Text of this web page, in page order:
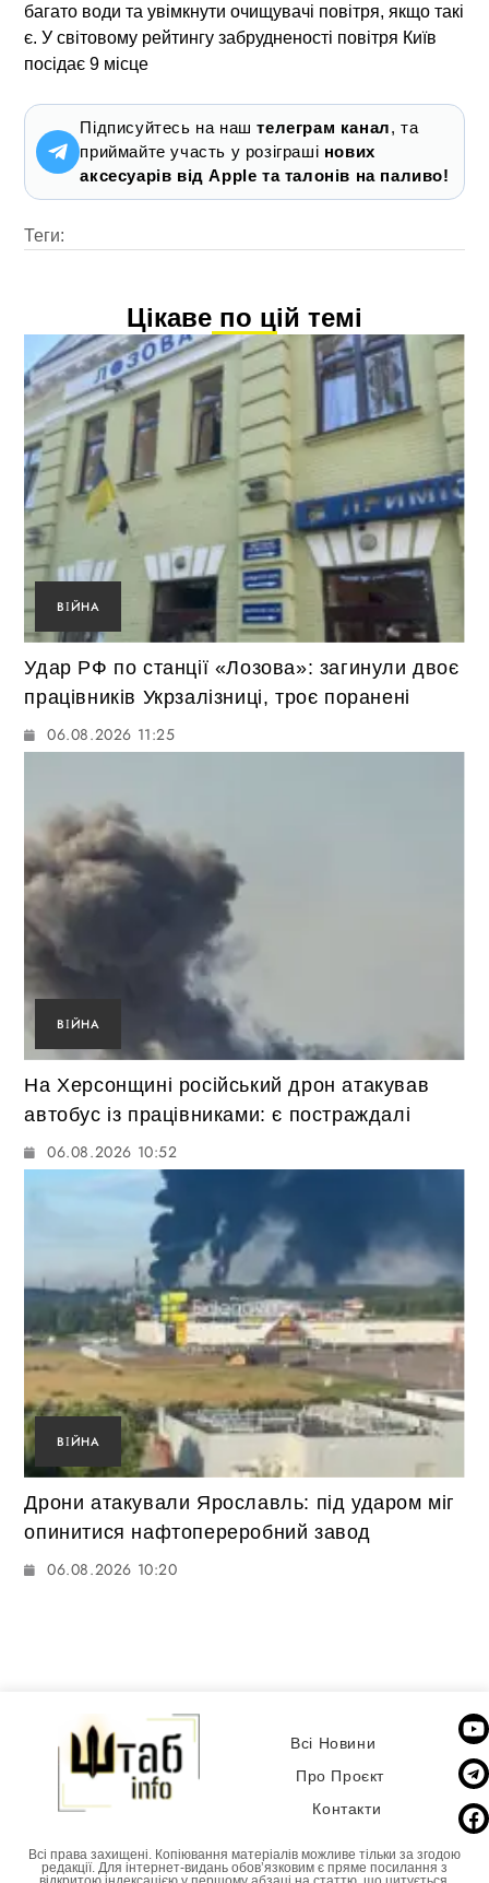
багато води та увімкнути очищувачі повітря, якщо такі
є. У світовому рейтингу забрудненості повітря Київ
посідає 9 місце
Підписуйтесь на наштелеграм канал, та
приймайте участь у розіграші нових
аксесуарів від Apple та талонів на паливо!
Теги:
Цікаве по цій темі
ВІЙНА
Удар РФ по станції «Лозова»: загинули двоє
працівників Укрзалізниці, троє поранені
06.08.2026 11:25
ВІЙНА
На Херсонщині російський дрон атакував
автобус із працівниками: є постраждалі
06.08.2026 10:52
ВІЙНА
Дрони атакували Ярославль: під ударом міг
опинитися нафтопереробний завод
06.08.2026 10:20
Всі Новини
Про Проєкт
Контакти
Всі права захищені. Копіювання матеріалів можливе тільки за згодою
редакції. Для інтернет-видань обовʼязковим є пряме посилання з